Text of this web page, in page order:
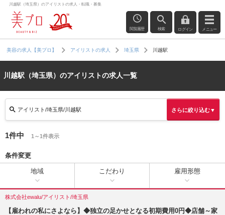
川越駅（埼玉県）のアイリストの求人・転職・募集
閲覧履歴 検索 ログイン メニュー
美容の求人【美プロ】 アイリストの求人 埼玉県 川越駅
川越駅（埼玉県）のアイリストの求人一覧
アイリスト/埼玉県/川越駅 さらに絞り込む▼
1件中 1～1件表示
条件変更
地域 こだわり 雇用形態
株式会社ewalu/アイリスト/埼玉県
【雇われの私にさよなら】◆独立の足かせとなる初期費用0円◆店舗～家